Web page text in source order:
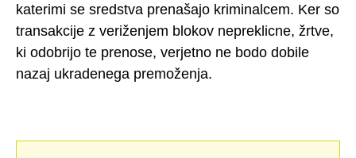
katerimi se sredstva prenašajo kriminalcem. Ker so
transakcije z veriženjem blokov nepreklicne, žrtve,
ki odobrijo te prenose, verjetno ne bodo dobile
nazaj ukradenega premoženja.